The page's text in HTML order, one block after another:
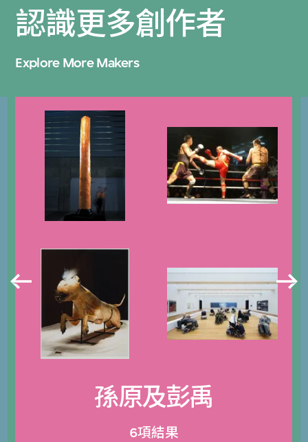
認識更多創作者
Explore More Makers
孫原及彭禹
6項結果